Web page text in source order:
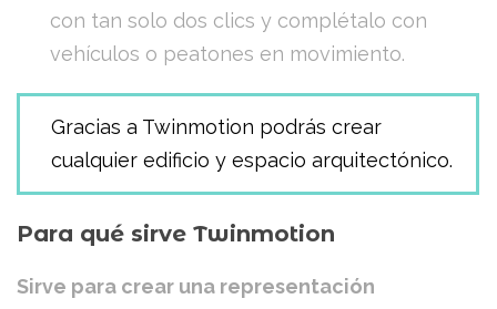
con tan solo dos clics y complétalo con
vehículos o peatones en movimiento.
Gracias a Twinmotion podrás crear
cualquier edificio y espacio arquitectónico.
Para qué sirve Twinmotion
Sirve para crear una representación